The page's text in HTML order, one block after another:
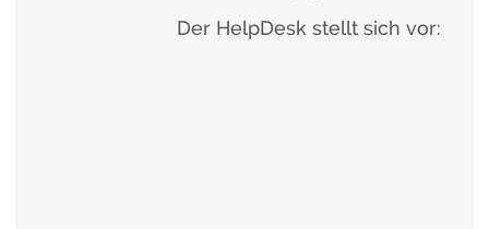
Der HelpDesk stellt sich vor: